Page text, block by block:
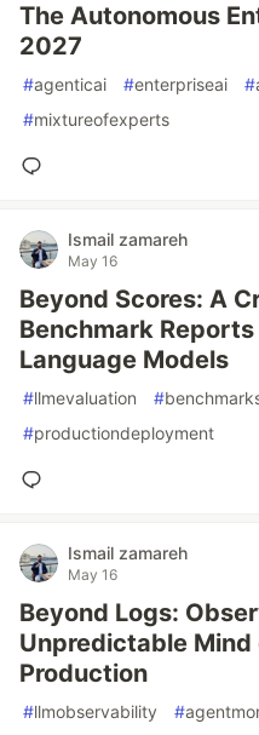
The Autonomous
2027
#agenticai #enterpriseai #
#mixtureofexperts
Ismail zamareh
May 16
Beyond Scores: A
Benchmark
Language Models
#llmevaluation #
#productiondeployment
Ismail zamareh
May 16
Beyond Logs:
Unpredictable Mind
Production
#llmobservability #